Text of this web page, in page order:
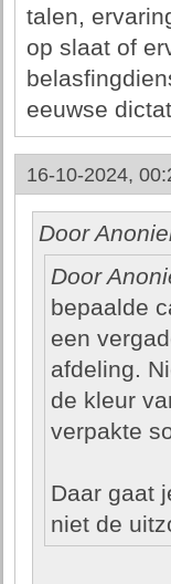
talen,
op slaat of
eeuwse
16-10-2024,
Door
Door
bepaalde
een
afdeling.
de kleur
verpakte
Daar gaat
niet de